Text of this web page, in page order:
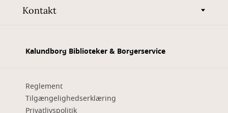
Kontakt
Kalundborg Biblioteker & Borgerservice
Reglement
Tilgængelighedserklæring
Privatlivspolitik